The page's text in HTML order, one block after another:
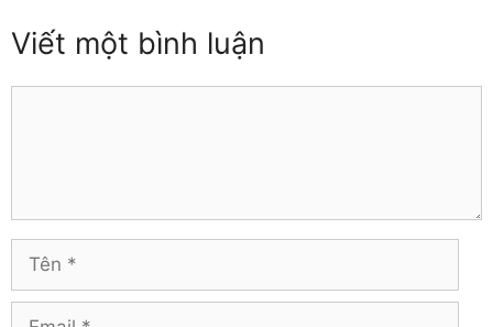
Đồng Tháp
Hòa Bình
Hậu Giang
Hưng Yên
Khánh Hòa
Vĩnh Phúc
Viết một bình luận
Tên
Email